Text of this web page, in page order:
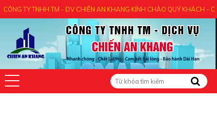
TY TNHH TM - DV CHIẾN AN KHANG KÍNH CHÀO QUÝ KHÁCH - CẢM